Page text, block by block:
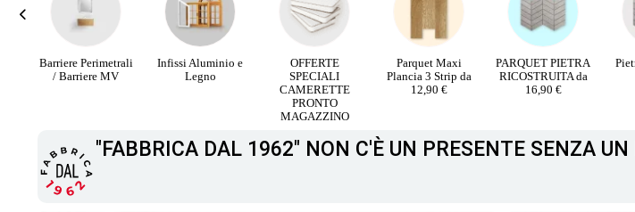
Infissi Aluminio e
Legno
OFFERTE
SPECIALI
Parquet Maxi
Plancia 3 Strip da
12,90 €
PARQUET PIETRA
RICOSTRUITA da
16,90 €
Pietra Ricostruita
SPC
"FABBRICA DAL 1962" NON C'È UN PRESENTE SENZA